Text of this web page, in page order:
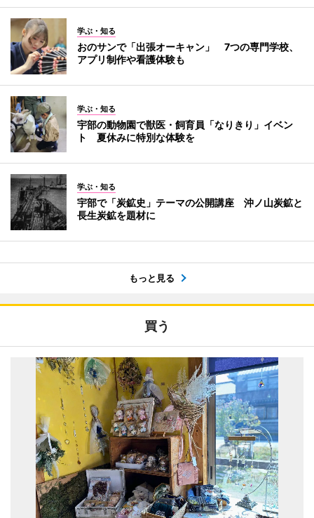
学ぶ・知る
おのサンで「出張オーキャン」 7つの専門学校、
アプリ制作や看護体験も
学ぶ・知る
宇部の動物園で獣医・飼育員「なりきり」イベン
ト 夏休みに特別な体験を
学ぶ・知る
宇部で「炭鉱史」テーマの公開講座 沖ノ山炭鉱と
長生炭鉱を題材に
もっと見る
買う